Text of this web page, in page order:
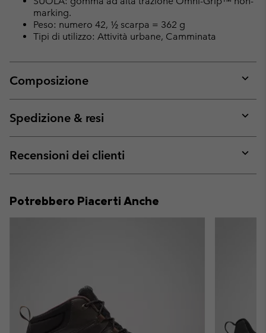
marking.
Peso: numero 42, ½ scarpa = 362 g
Tipi di utilizzo: Attività urbane, Camminata
Composizione
or
Spedizione & resi
or
Recensioni dei clienti
or
Potrebbero Piacerti Anche